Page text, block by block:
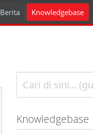
Berita Knowledgebase
Knowledgebase